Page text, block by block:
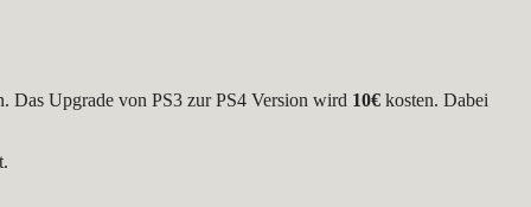
Das Upgrade von PS3 zur PS4 Version wird 10€ kosten. Dabei